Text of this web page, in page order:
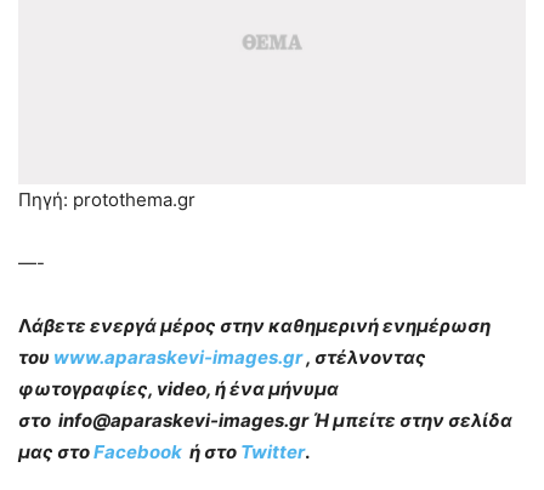
Πηγή: protothema.gr
—-
Λάβετε ενεργά μέρος στην καθημερινή ενημέρωση
του www.aparaskevi-images.gr, στέλνοντας
φωτογραφίες, video, ή ένα μήνυμα
στο info@aparaskevi-images.gr Ή μπείτε στην σελίδα
μας στοFacebook ή στο Twitter.